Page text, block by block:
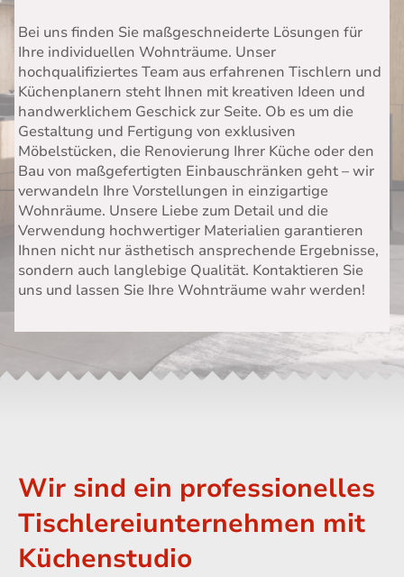
Bei uns finden Sie maßgeschneiderte Lösungen für
Ihre individuellen Wohnträume. Unser
hochqualifiziertes Team aus erfahrenen Tischlern und
Küchenplanern steht Ihnen mit kreativen Ideen und
handwerklichem Geschick zur Seite. Ob es um die
Gestaltung und Fertigung von exklusiven
Möbelstücken, die Renovierung Ihrer Küche oder den
Bau von maßgefertigten Einbauschränken geht – wir
verwandeln Ihre Vorstellungen in einzigartige
Wohnräume. Unsere Liebe zum Detail und die
Verwendung hochwertiger Materialien garantieren
Ihnen nicht nur ästhetisch ansprechende Ergebnisse,
sondern auch langlebige Qualität. Kontaktieren Sie
uns und lassen Sie Ihre Wohnträume wahr werden!
Wir sind ein professionelles
Tischlereiunternehmen mit
Küchenstudio